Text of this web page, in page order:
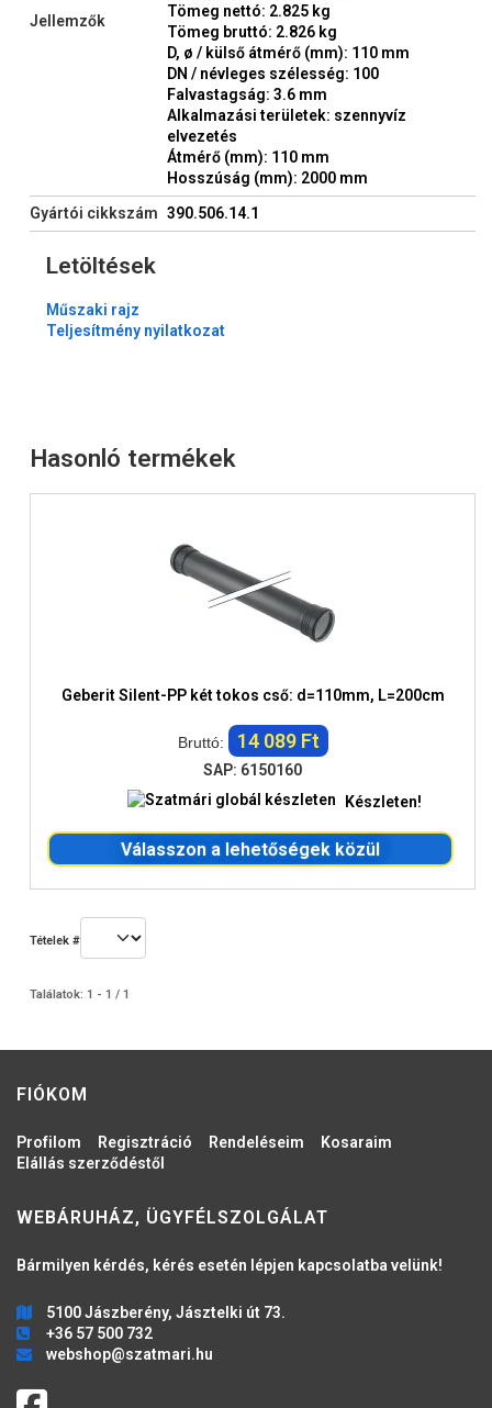
Jellemzők
Tömeg nettó: 2.825 kg
Tömeg bruttó: 2.826 kg
D, ø / külső átmérő (mm): 110 mm
DN / névleges szélesség: 100
Falvastagság: 3.6 mm
Alkalmazási területek: szennyvíz
elvezetés
Átmérő (mm): 110 mm
Hosszúság (mm): 2000 mm
Gyártói cikkszám 390.506.14.1
Letöltések
Műszaki rajz
Teljesítmény nyilatkozat
Hasonló termékek
Geberit Silent-PP két tokos cső: d=110mm, L=200cm
Bruttó: 14 089 Ft
SAP: 6150160
Készleten!
Válasszon a lehetőségek közül
Tételek #
Találatok: 1 - 1 / 1
FIÓKOM
Profilom Regisztráció Rendeléseim
Kosaraim
Elállás szerződéstől
WEBÁRUHÁZ, ÜGYFÉLSZOLGÁLAT
Bármilyen kérdés, kérés esetén lépjen kapcsolatba velünk!
5100 Jászberény, Jásztelki út 73.
+36 57 500 732
webshop@szatmari.hu